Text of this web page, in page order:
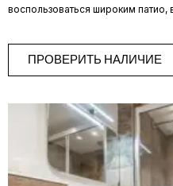
воспользоваться широким
ПРОВЕРИТЬ НАЛИЧИЕ